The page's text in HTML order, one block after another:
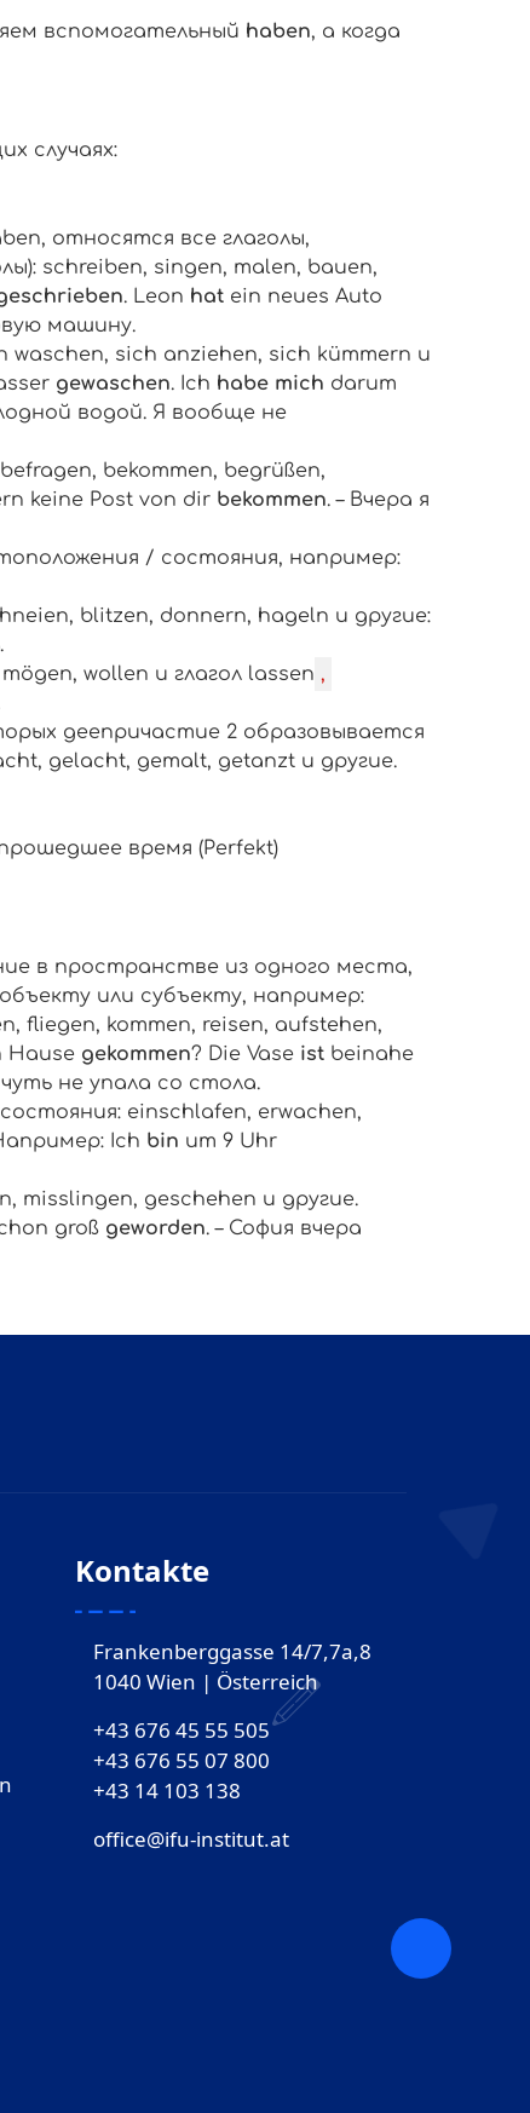
вспомогательный haben, а когда
случаях:
, относятся все глаголы,
schreiben, singen, malen, bauen,
. Leon hat ein neues Auto
машину.
waschen, sich anziehen, sich kümmern и
gewaschen. Ich habe mich darum
водой. Я вообще не
befragen, bekommen, begrüßen,
keine Post von dir bekommen. – Вчера я
/ состояния, например:
blitzen, donnern, hageln и другие:
wollen и глагол lassen ,
деепричастие 2 образовывается
gelacht, gemalt, getanzt и другие.
время (Perfekt)
в пространстве из одного места,
или субъекту, например:
fliegen, kommen, reisen, aufstehen,
Hause gekommen? Die Vase ist beinahe
не упала со стола.
einschlafen, erwachen,
Ich bin um 9 Uhr
misslingen, geschehen и другие.
groß geworden. – София вчера
Kontakte
Frankenberggasse 14/7,7a,8
1040 Wien | Österreich
+43 676 45 55 505
+43 676 55 07 800
‎+43 14 103 138
office@ifu-institut.at